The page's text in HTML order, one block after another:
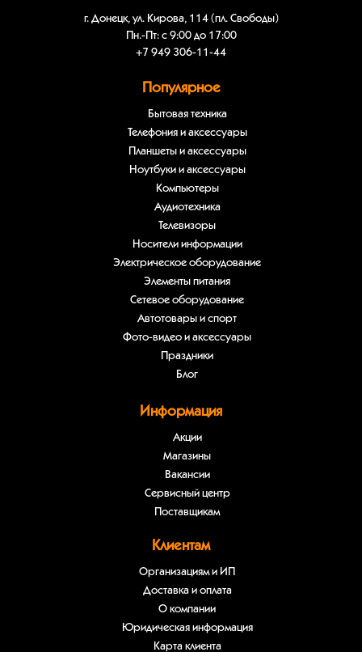
г. Донецк, ул. Кирова, 114 (пл. Свободы)
Пн.-Пт: с 9:00 до 17:00
+7 949 306-11-44
Популярное
Бытовая техника
Телефония и аксессуары
Планшеты и аксессуары
Ноутбуки и аксессуары
Компьютеры
Аудиотехника
Телевизоры
Носители информации
Электрическое оборудование
Элементы питания
Сетевое оборудование
Автотовары и спорт
Фото-видео и аксессуары
Праздники
Блог
Информация
Акции
Магазины
Вакансии
Сервисный центр
Поставщикам
Клиентам
Организациям и ИП
Доставка и оплата
О компании
Юридическая информация
Карта клиента